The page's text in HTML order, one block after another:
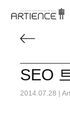
SEO
2014.07.28 |